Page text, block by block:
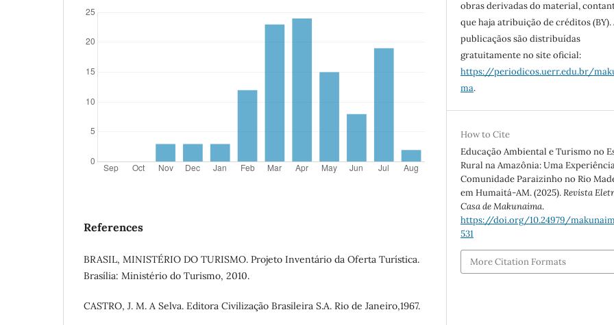
References
BRASIL, MINISTÉRIO DO TURISMO. Projeto Inventário da Oferta Turística.
Brasília: Ministério do Turismo, 2010.
CASTRO, J. M. A Selva. Editora Civilização Brasileira S.A. Rio de Janeiro,1967.
obras derivadas do material,
que haja atribuição de créditos (BY).
publicaçãos são distribuídas
gratuitamente no site oficial:
https://periodicos.uerr.edu.br/
ma.
How to Cite
Educação Ambiental e Turismo no
Rural na Amazônia: Uma
Comunidade Paraizinho no Rio
em Humaitá-AM. (2025).Revista
Casa de Makunaima.
https://doi.org/10.24979/
531
More Citation Formats